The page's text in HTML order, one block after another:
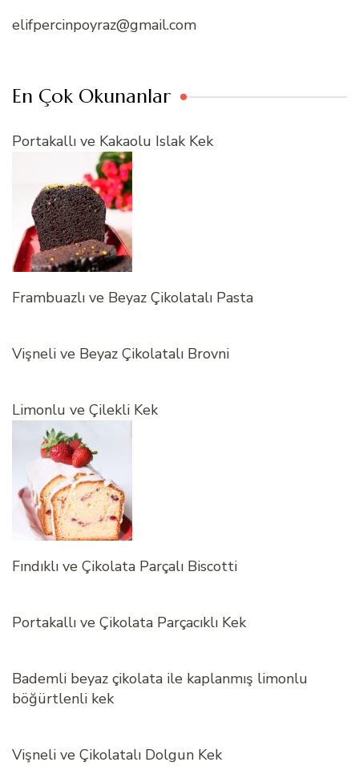
elifpercinpoyraz@gmail.com
En Çok Okunanlar
Portakallı ve Kakaolu Islak Kek
Frambuazlı ve Beyaz Çikolatalı Pasta
Vişneli ve Beyaz Çikolatalı Brovni
Limonlu ve Çilekli Kek
Fındıklı ve Çikolata Parçalı Biscotti
Portakallı ve Çikolata Parçacıklı Kek
Bademli beyaz çikolata ile kaplanmış limonlu
böğürtlenli kek
Vişneli ve Çikolatalı Dolgun Kek